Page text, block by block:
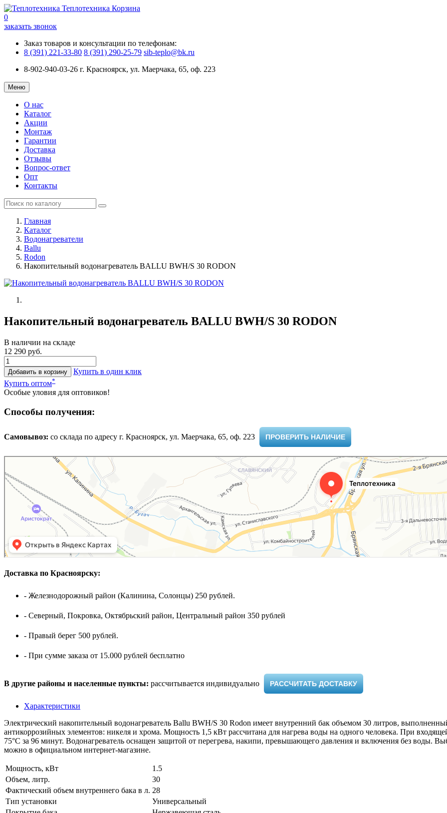
Теплотехника Корзина
0
заказать звонок
Заказ товаров и консультации по телефонам:
8 (391) 221-33-80 8 (391) 290-25-79 sib-teplo@bk.ru
8-902-940-03-26 г. Красноярск, ул. Маерчака, 65, оф. 223
Меню
О нас
Каталог
Акции
Монтаж
Гарантии
Доставка
Отзывы
Вопрос-ответ
Опт
Контакты
Главная
Каталог
Водонагреватели
Ballu
Rodon
Накопительный водонагреватель BALLU BWH/S 30 RODON
Накопительный водонагреватель BALLU BWH/S 30 RODON
В наличии на складе
12 290 руб.
Добавить в корзину
Купить в один клик
Купить оптом*
Особые уловия для оптовиков!
Способы получения:
Самовывоз: cо склада по адресу г. Красноярск, ул. Маерчака, 65, оф. 223 ​ ПРОВЕРИТЬ НАЛИЧИЕ
Доставка по Красноярску:
- Железнодорожный район (Калинина, Солонцы) 250 рублей.
- Северный, Покровка, Октябрьский район, Центральный район 350 рублей
- Правый берег 500 рублей.
- При сумме заказа от 15.000 рублей бесплатно
В другие районы и населенные пункты: рассчитывается индивидуально ​ РАССЧИТАТЬ ДОСТАВКУ
Характеристики
Электрический накопительный водонагреватель Ballu BWH/S 30 Rodon имеет внутренний бак объемом 30 литров,
антикоррозийных элементов: никеля и хрома. Мощность 1,5 кВт рассчитана для нагрева воды на одного человека. При
75°С за 96 минут. Водонагреватель оснащен защитой от перегрева, накипи, превышающего давления и включения без воды.
можно в официальном интернет-магазине.
Мощность, кВт
1.5
Объем, литр.
30
Фактический объем внутреннего бака в л. 28
Тип установки
Универсальный